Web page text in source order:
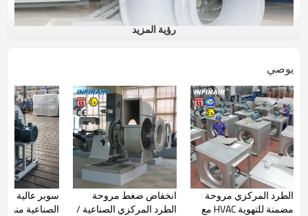
رؤية المزيد
يوصي
الطرد المركزي مروحة
مضمنة للتهوية HVAC مع
انخفاض ضغط مروحة
الطرد المركزي الصناعية /
سوبر عالية
الصناعية